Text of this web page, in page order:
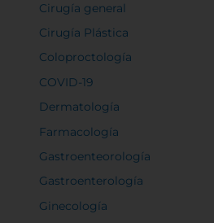
Cirugía general
Cirugía Plástica
Coloproctología
COVID-19
Dermatología
Farmacología
Gastroenteorología
Gastroenterología
Ginecología